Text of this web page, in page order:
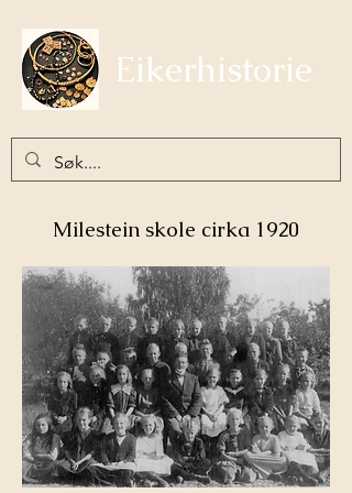
Eikerhistorie
Milestein skole cirka 1920